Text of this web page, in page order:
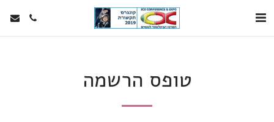
טופס הרשמה